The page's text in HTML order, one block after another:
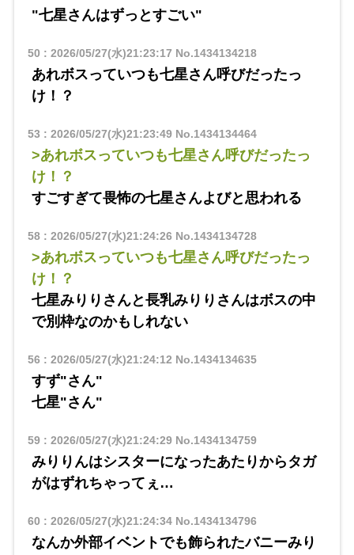
"七星さんはずっとすごい"
50 : 2026/05/27(水)21:23:17 No.1434134218
あれボスっていつも七星さん呼びだったっ
け！？
53 : 2026/05/27(水)21:23:49No.1434134464
>あれボスっていつも七星さん呼びだったっ
け！？
すごすぎて畏怖の七星さんよびと思われる
58: 2026/05/27(水)21:24:26 No.1434134728
>あれボスっていつも七星さん呼びだったっ
け！？
七星みりりさんと長乳みりりさんはボスの中
で別枠なのかもしれない
56 : 2026/05/27(水)21:24:12 No.1434134635
すず"さん"
七星"さん"
59: 2026/05/27(水)21:24:29No.1434134759
みりりんはシスターになったあたりからタガ
がはずれちゃってぇ…
60 : 2026/05/27(水)21:24:34No.1434134796
なんか外部イベントでも飾られたバニーみり